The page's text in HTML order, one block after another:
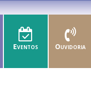
Eventos Ouvidoria